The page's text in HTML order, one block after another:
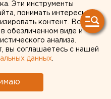
Эти инструменты
понимать интересы
контент. Вся
обезличенном виде и
анализа.
вы соглашаетесь с нашей
данных